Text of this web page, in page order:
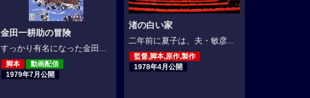
金田一耕助の冒険
すっかり有名になった金田...
脚本
動画配信
1979年7月公開
渚の白い家
二年前に夏子は、夫・敏彦...
監督,脚本,原作,製作
1978年4月公開